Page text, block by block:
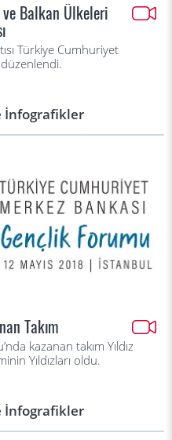
Balkan Ülkeleri
Türkiye Cumhuriyet
İnfografikler
Takım
kazanan takım Yıldız
Yıldızları oldu.
İnfografikler